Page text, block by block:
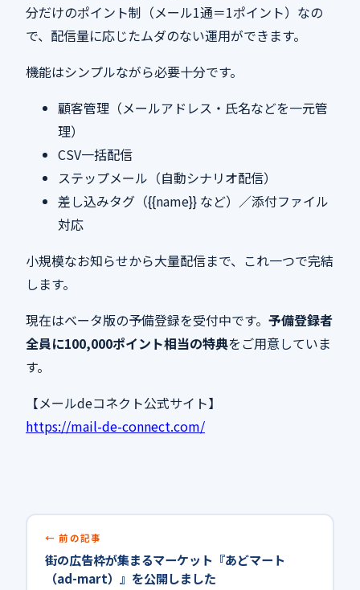
分だけのポイント制（メール1通＝1ポイント）なの
で、配信量に応じたムダのない運用ができます。
機能はシンプルながら必要十分です。
顧客管理（メールアドレス・氏名などを一元管
理）
CSV一括配信
ステップメール（自動シナリオ配信）
差し込みタグ（{{name}} など）／添付ファイル
対応
小規模なお知らせから大量配信まで、これ一つで完結
します。
現在はベータ版の予備登録を受付中です。 予備登録者
全員に100,000ポイント相当の特典をご用意していま
す。
【メールdeコネクト公式サイト】
https://mail-de-connect.com/
前の記事
街の広告枠が集まるマーケット『あどマート
（ad-mart）』を公開しました